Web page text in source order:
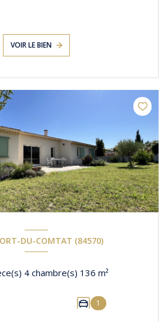
VOIR LE BIEN
DU-COMTAT (84570)
Villa 5 pièce(s) 4 chambre(s) 136 m²
1